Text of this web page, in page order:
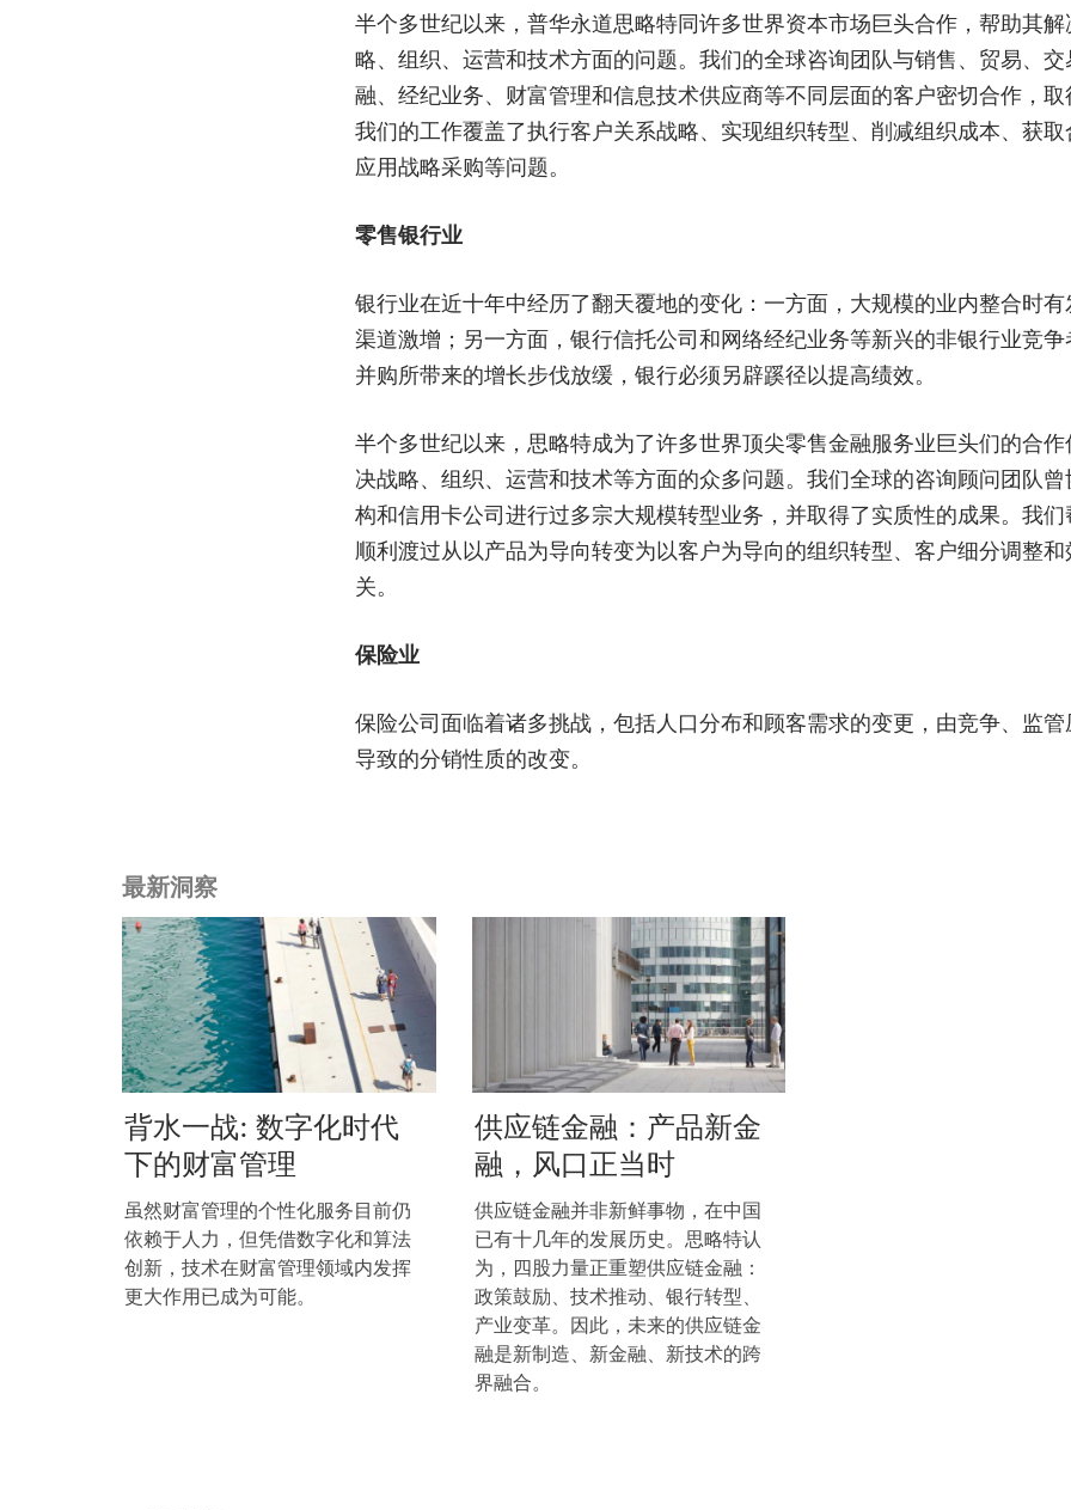
半个多世纪以来，普华永道思略特同许多世界资本市场巨头合作，帮助其
略、组织、运营和技术方面的问题。我们的全球咨询团队与销售、贸易、
融、经纪业务、财富管理和信息技术供应商等不同层面的客户密切合作，取
我们的工作覆盖了执行客户关系战略、实现组织转型、削减组织成本、获
应用战略采购等问题。
零售银行业
银行业在近十年中经历了翻天覆地的变化：一方面，大规模的业内整合时
渠道激增；另一方面，银行信托公司和网络经纪业务等新兴的非银行业竞
并购所带来的增长步伐放缓，银行必须另辟蹊径以提高绩效。
半个多世纪以来，思略特成为了许多世界顶尖零售金融服务业巨头们的合
决战略、组织、运营和技术等方面的众多问题。我们全球的咨询顾问团队
构和信用卡公司进行过多宗大规模转型业务，并取得了实质性的成果。我
顺利渡过从以产品为导向转变为以客户为导向的组织转型、客户细分调整
关。
保险业
保险公司面临着诸多挑战，包括人口分布和顾客需求的变更，由竞争、监
导致的分销性质的改变。
最新洞察
背水一战: 数字化时代
下的财富管理
虽然财富管理的个性化服务目前仍
依赖于人力，但凭借数字化和算法
创新，技术在财富管理领域内发挥
更大作用已成为可能。
供应链金融：产品新金
融，风口正当时
供应链金融并非新鲜事物，在中国
已有十几年的发展历史。思略特认
为，四股力量正重塑供应链金融：
政策鼓励、技术推动、银行转型、
产业变革。因此，未来的供应链金
融是新制造、新金融、新技术的跨
界融合。